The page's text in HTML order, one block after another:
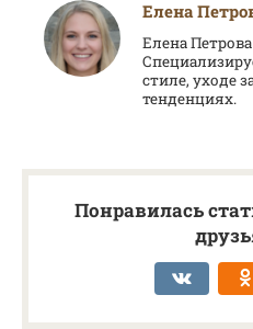
Елена
Елена
стиле, уходе
тенденциях.
Понравилась